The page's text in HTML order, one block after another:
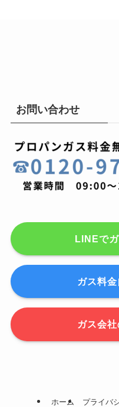
お問い合わせ
LINEで
ガス料金
ガス会
ホーム プライバ